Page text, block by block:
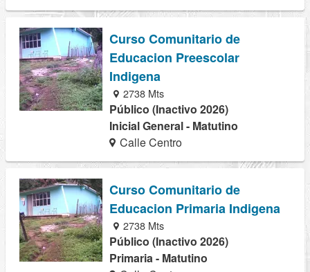
Curso Comunitario de
Educacion Preescolar
Indigena
2738 Mts
Público (Inactivo 2026)
Inicial General - Matutino
Calle Centro
Curso Comunitario de
Educacion Primaria Indigena
2738 Mts
Público (Inactivo 2026)
Primaria - Matutino